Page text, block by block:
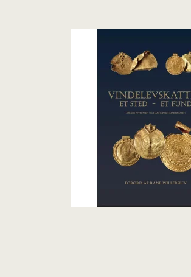
handsker